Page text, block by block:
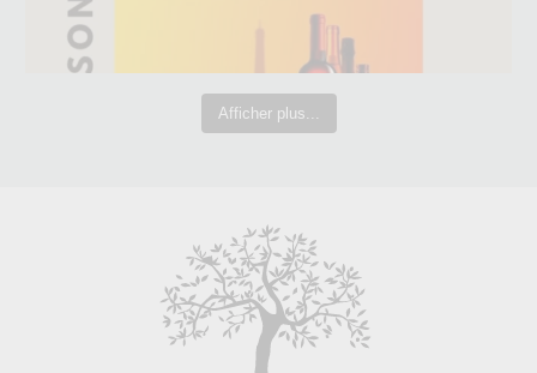
Afficher plus...